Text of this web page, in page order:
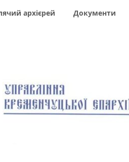
архієрей Документи